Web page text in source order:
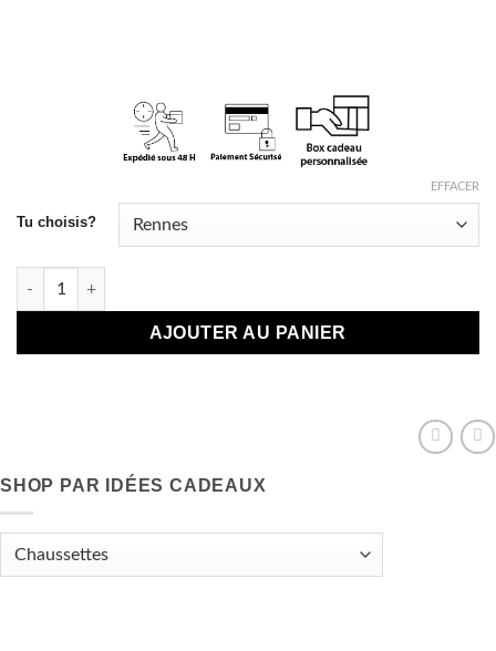
Tu choisis?
EFFACER
AJOUTER AU PANIER
SHOP PAR IDÉES CADEAUX